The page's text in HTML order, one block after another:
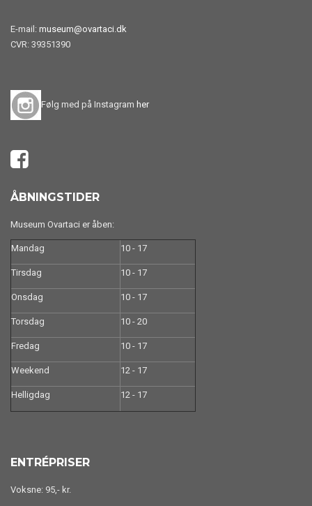
E-mail: museum@ovartaci.dk
CVR: 39351390
Følg med på Instagram her
ÅBNINGSTIDER
Museum Ovartaci er åben:
Mandag 10 - 17
Tirsdag 10 - 17
Onsdag 10 - 17
Torsdag 10 - 20
Fredag 10 - 17
Weekend 12 - 17
Helligdag 12 - 17
ENTRÉPRISER
Voksne: 95,- kr.